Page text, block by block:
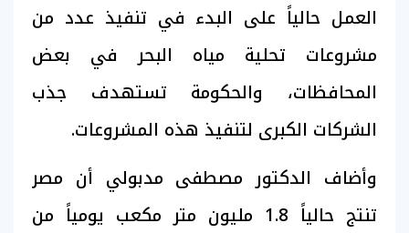
العمل حالياً على البدء في تنفيذ عدد من
مشروعات تحلية مياه البحر في بعض
المحافظات، والحكومة تستهدف جذب
الشركات الكبرى لتنفيذ هذه المشروعات.
وأضاف الدكتور مصطفى مدبولي أن مصر
تنتج حالياً 1.8 مليون متر مكعب يومياً من